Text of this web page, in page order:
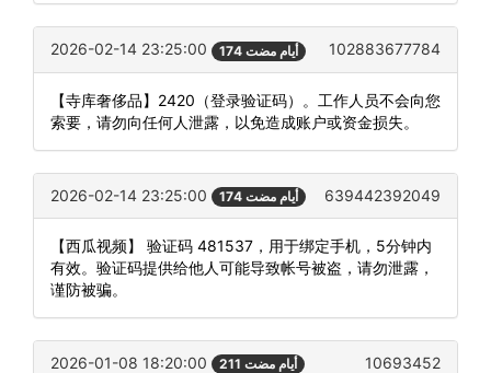
2026-02-14 23:25:00 174 أيام مضت 102883677784
【寺库奢侈品】2420（登录验证码）。工作人员不会向您
索要，请勿向任何人泄露，以免造成账户或资金损失。
2026-02-14 23:25:00 174 أيام مضت 639442392049
【西瓜视频】 验证码 481537，用于绑定手机，5分钟内
有效。验证码提供给他人可能导致帐号被盗，请勿泄露，
谨防被骗。
2026-01-08 18:20:00 211 أيام مضت 10693452